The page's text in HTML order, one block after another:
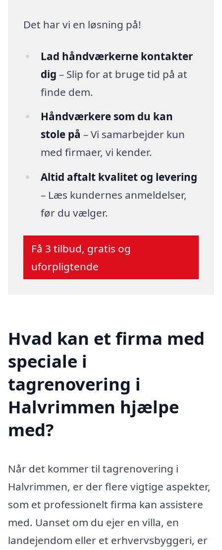
Det har vi en løsning på!
Lad håndværkerne kontakter
dig – Slip for at bruge tid på at
finde dem.
Håndværkere som du kan
stole på – Vi samarbejder kun
med firmaer, vi kender.
Altid aftalt kvalitet og levering
– Læs kundernes anmeldelser,
før du vælger.
Få 3 tilbud, gratis og
uforpligtende
Hvad kan et firma med
speciale i
tagrenovering i
Halvrimmen hjælpe
med?
Når det kommer til tagrenovering i
Halvrimmen, er der flere vigtige aspekter,
som et professionelt firma kan assistere
med. Uanset om du ejer en villa, en
landejendom eller et erhvervsbyggeri, er